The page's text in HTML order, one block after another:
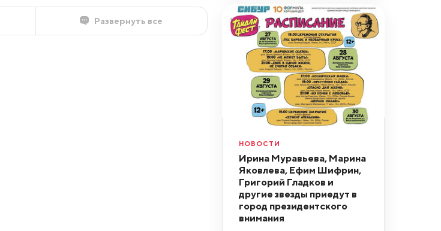
Развернуть все
НОВОСТИ
Ирина Муравьева, Марина
Яковлева, Ефим Шифрин,
Григорий Гладков и
другие звезды приедут в
город президентского
внимания